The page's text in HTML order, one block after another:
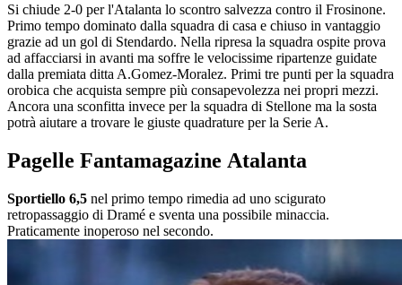
Si chiude 2-0 per l'Atalanta lo scontro salvezza contro il Frosinone.
Primo tempo dominato dalla squadra di casa e chiuso in vantaggio
grazie ad un gol di Stendardo. Nella ripresa la squadra ospite prova
ad affacciarsi in avanti ma soffre le velocissime ripartenze guidate
dalla premiata ditta A.Gomez-Moralez. Primi tre punti per la squadra
orobica che acquista sempre più consapevolezza nei propri mezzi.
Ancora una sconfitta invece per la squadra di Stellone ma la sosta
potrà aiutare a trovare le giuste quadrature per la Serie A.
Pagelle Fantamagazine Atalanta
Sportiello 6,5 nel primo tempo rimedia ad uno scigurato
retropassaggio di Dramé e sventa una possibile minaccia.
Praticamente inoperoso nel secondo.